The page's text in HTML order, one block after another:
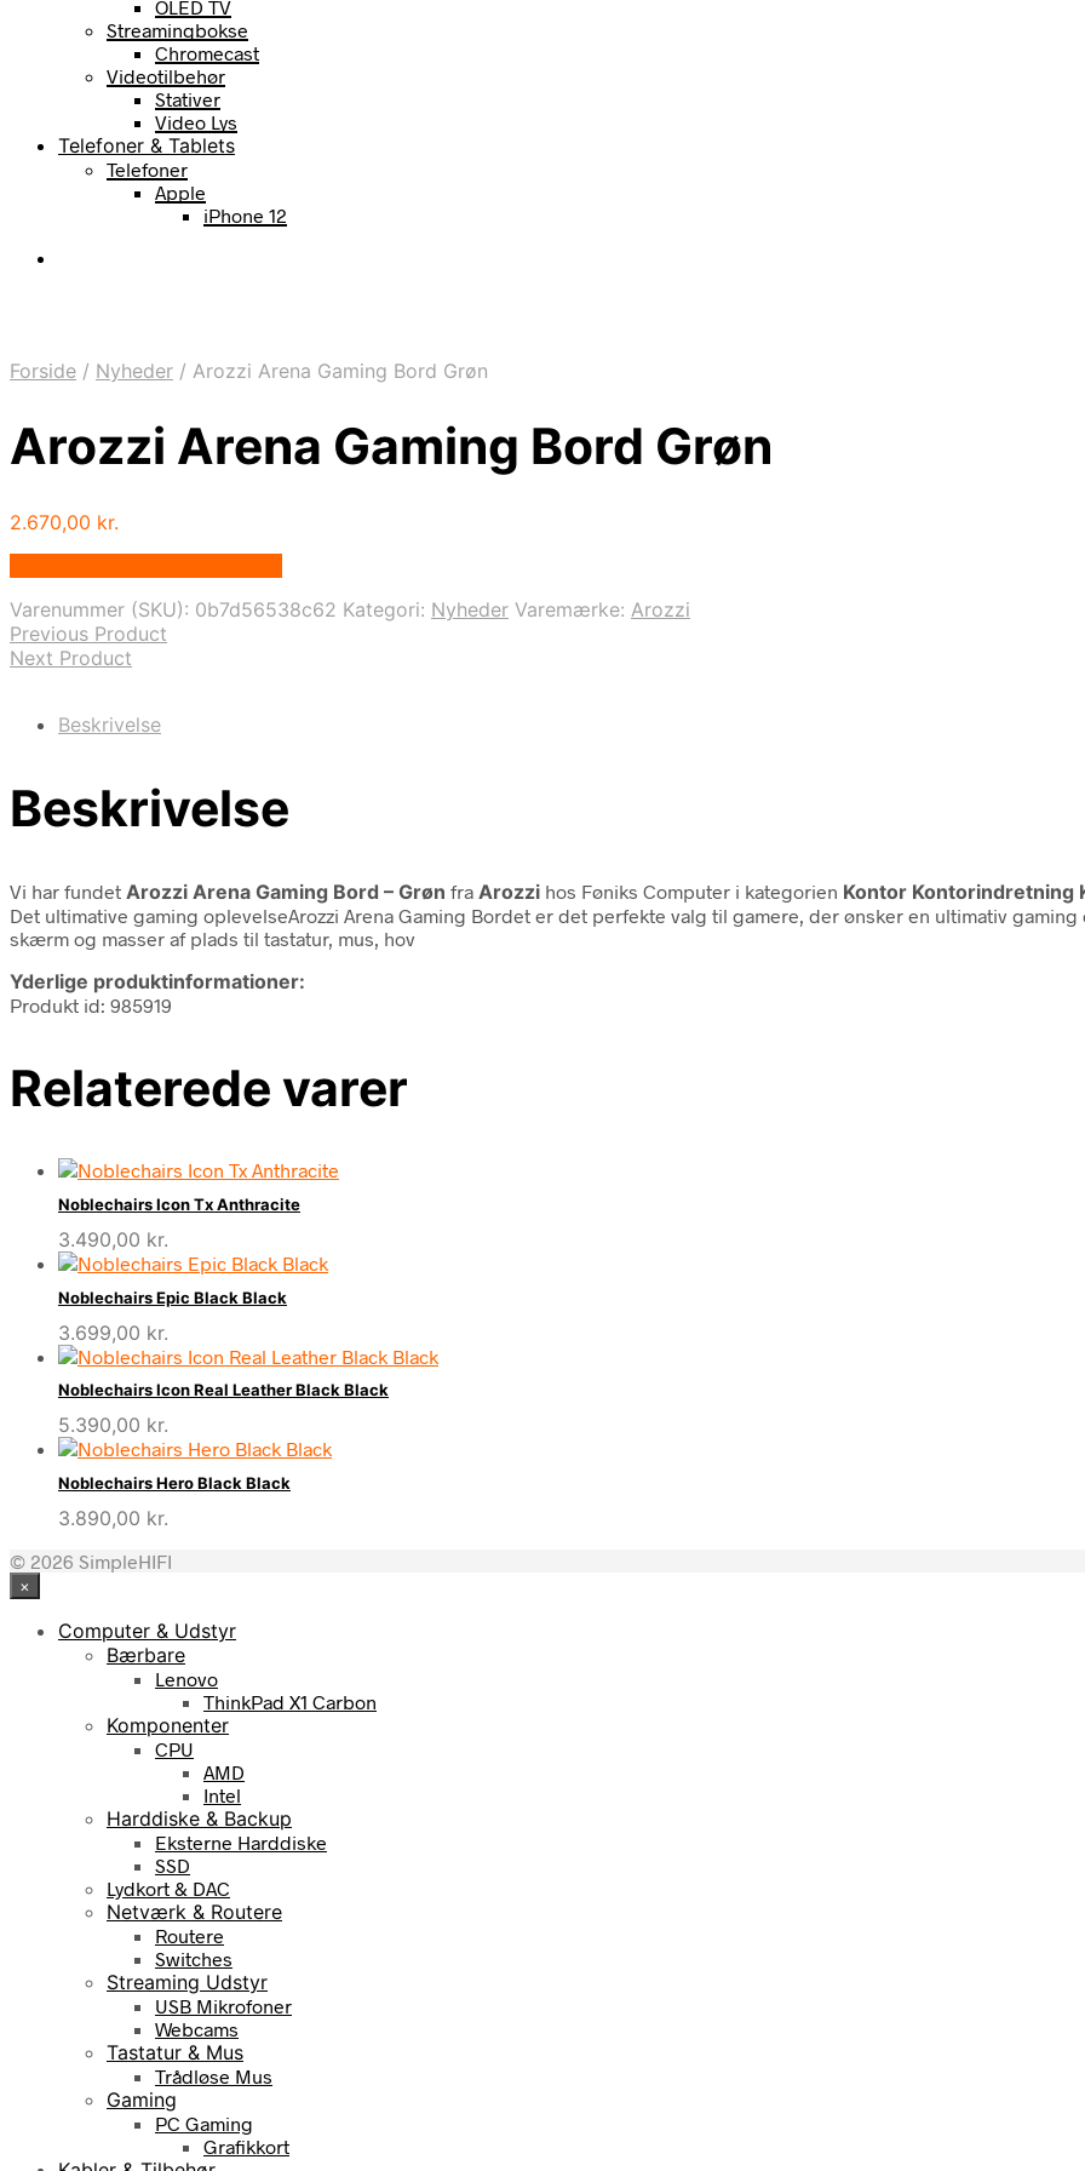
OLED TV
Streamingbokse
Chromecast
Videotilbehør
Stativer
Video Lys
Telefoner & Tablets
Telefoner
Apple
iPhone 12
Forside / Nyheder / Arozzi Arena Gaming Bord Grøn
Arozzi Arena Gaming Bord Grøn
2.670,00 kr.
Varenummer (SKU): 0b7d56538c62 Kategori: Nyheder Varemærke: Arozzi
Previous Product
Next Product
Beskrivelse
Beskrivelse
Vi har fundet Arozzi Arena Gaming Bord – Grøn fra Arozzi hos Føniks Computer i kategorien Kontor Kontorindretning
Det ultimative gaming oplevelseArozzi Arena Gaming Bordet er det perfekte valg til gamere, der ønsker en ultimativ
skærm og masser af plads til tastatur, mus, hov
Yderlige produktinformationer:
Produkt id: 985919
Relaterede varer
Noblechairs Icon Tx Anthracite
3.490,00 kr.
Noblechairs Epic Black Black
3.699,00 kr.
Noblechairs Icon Real Leather Black Black
5.390,00 kr.
Noblechairs Hero Black Black
3.890,00 kr.
© 2026 SimpleHIFI
×
Computer & Udstyr
Bærbare
Lenovo
ThinkPad X1 Carbon
Komponenter
CPU
AMD
Intel
Harddiske & Backup
Eksterne Harddiske
SSD
Lydkort & DAC
Netværk & Routere
Routere
Switches
Streaming Udstyr
USB Mikrofoner
Webcams
Tastatur & Mus
Trådløse Mus
Gaming
PC Gaming
Grafikkort